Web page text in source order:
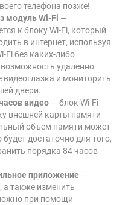
телефона позже!
модуль Wi-Fi —
к блоку Wi-Fi, который
в интернет, используя
без каких-либо
удаленно
и мониторить
двери.
видео — блок Wi-Fi
внешней карты памяти
объем памяти может
достаточно для того,
порядка 84 часов
приложение —
а также изменить
при помощи